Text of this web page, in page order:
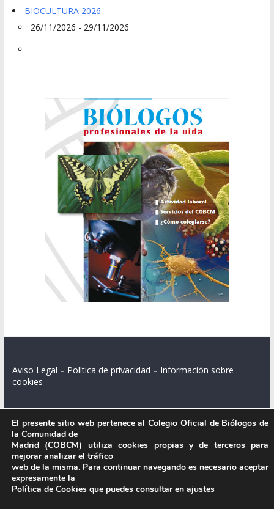
BIOCULTURA 2026
26/11/2026 - 29/11/2026
Aviso Legal – Política de privacidad – Información sobre
cookies
Colegio Oficial de Biólogos de la Comunidad de Madrid.
C/ Santa Engracia 108, 2º int.izq. 28003 Madrid.
El presente sitio web pertenece al Colegio Oficial de Biólogos de
la Comunidad de
Madrid (COBCM) utiliza cookies propias y de terceros para
mejorar analizar el tráfico
web de la misma. Para continuar navegando es necesario aceptar
expresamente la
Política de Cookies que puedes consultar en ajustes